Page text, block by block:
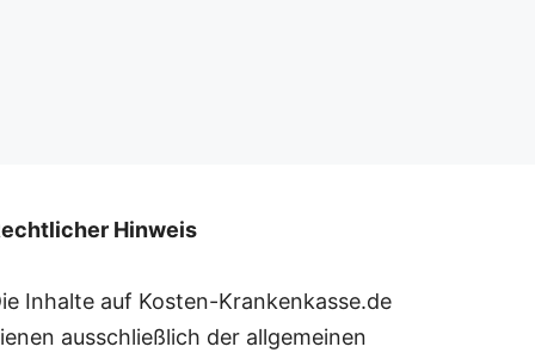
Hinweis
Inhalte auf Kosten-Krankenkasse.de
ausschließlich der allgemeinen